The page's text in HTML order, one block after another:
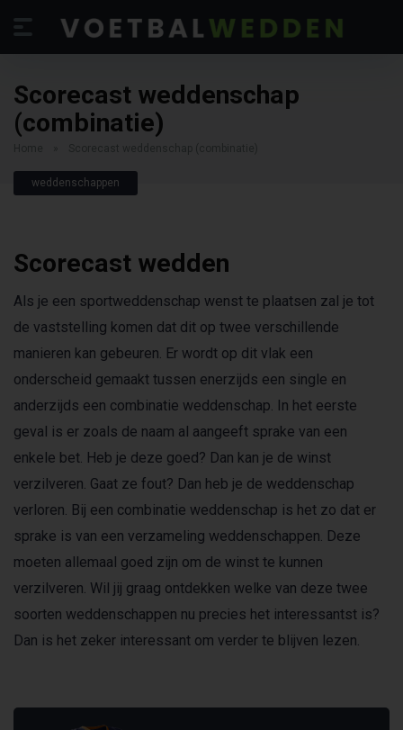
Scorecast weddenschap
(combinatie)
weddenschappen
Scorecast wedden
Als je een sportweddenschap wenst te plaatsen zal je tot
de vaststelling komen dat dit op twee verschillende
manieren kan gebeuren. Er wordt op dit vlak een
onderscheid gemaakt tussen enerzijds een single en
anderzijds een combinatie weddenschap. In het eerste
geval is er zoals de naam al aangeeft sprake van een
enkele bet. Heb je deze goed? Dan kan je de winst
verzilveren. Gaat ze fout? Dan heb je de weddenschap
verloren. Bij een combinatie weddenschap is het zo dat er
sprake is van een verzameling weddenschappen. Deze
moeten allemaal goed zijn om de winst te kunnen
verzilveren. Wil jij graag ontdekken welke van deze twee
soorten weddenschappen nu precies het interessantst is?
Dan is het zeker interessant om verder te blijven lezen.